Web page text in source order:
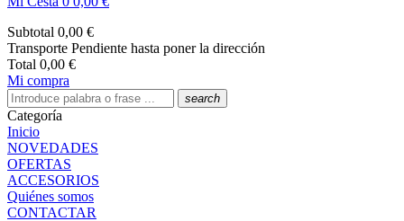
Subtotal 0,00 €
Transporte Pendiente hasta poner la dirección
Total 0,00 €
Mi compra
search
Categoría
Inicio
NOVEDADES
OFERTAS
ACCESORIOS
Quiénes somos
CONTACTAR